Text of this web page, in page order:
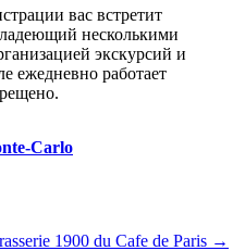
вас встретит
несколькими
экскурсий и
ежедневно работает
Carlo
1900 du Cafe de Paris →